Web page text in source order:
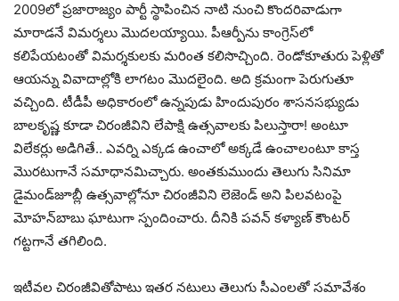
2009లో ప్ర‌జారాజ్యం పార్టీ స్థాపించిన నాటి నుంచి కొంద‌రివాడుగా
మారాడ‌నే విమ‌ర్శ‌లు మొద‌ల‌య్యాయి. పీఆర్పీను కాంగ్రెస్‌లో
క‌లిపేయ‌టంతో విమ‌ర్శ‌కుల‌కు మ‌రింత క‌లిసొచ్చింది. రెండోకూతురు పెళ్లితో
ఆయ‌న్ను వివాదాల్లోకి లాగ‌టం మొద‌లైంది. అది క్ర‌మంగా పెరుగుతూ
వచ్చింది. టీడీపీ అధికారంలో ఉన్న‌పుడు హిందుపురం శాస‌న‌స‌భ్యుడు
బాల‌కృష్ణ కూడా చిరంజీవిని లేపాక్షి ఉత్స‌వాల‌కు పిలుస్తారా! అంటూ
విలేక‌ర్లు అడిగితే.. ఎవ‌ర్ని ఎక్క‌డ ఉంచాలో అక్క‌డే ఉంచాలంటూ కాస్త
మొర‌టుగానే స‌మాధాన‌మిచ్చారు. అంత‌కుముందు తెలుగు సినిమా
డైమండ్‌జూబ్లీ ఉత్స‌వాల్లోనూ చిరంజీవిని లెజెండ్ అని పిల‌వ‌టంపై
మోహ‌న్‌బాబు ఘాటుగా స్పందించారు. దీనికి ప‌వ‌న్ క‌ళ్యాణ్ కౌంట‌ర్
గ‌ట్ట‌గానే త‌గిలింది.
ఇటీవ‌ల చిరంజీవితోపాటు ఇత‌ర న‌టులు తెలుగు సీఎంల‌తో స‌మావేశం